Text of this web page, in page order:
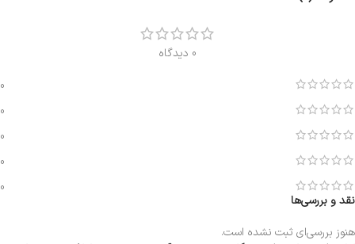
0 دیدگاه
0
0
0
0
0
نقد و بررسی‌ها
هنوز بررسی‌ای ثبت نشده است.